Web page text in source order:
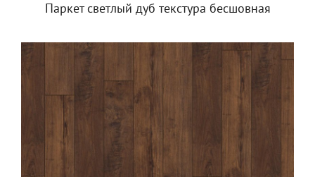
Паркет светлый дуб текстура бесшовная